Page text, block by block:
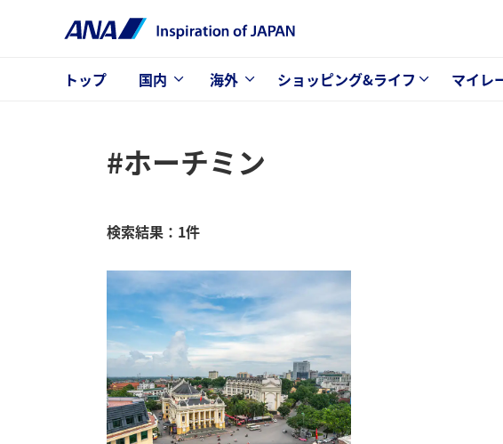
トップ 国内 海外 ショッピング&ライフ マイレ
#ホーチミン
検索結果：1件